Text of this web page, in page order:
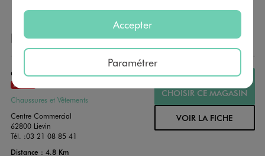
NOS AUTRES MAGASINS
GEMO LENS - LIEVIN
FERMÉ
Chaussures et Vêtements
Centre Commercial
62800 Lievin
Tél. :03 21 08 85 41
Distance : 4.8 Km
CHOISIR CE MAGASIN
VOIR LA FICHE
Accepter
Paramétrer